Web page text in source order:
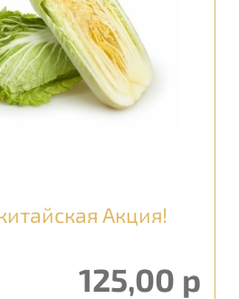
Акция!
125,00 р